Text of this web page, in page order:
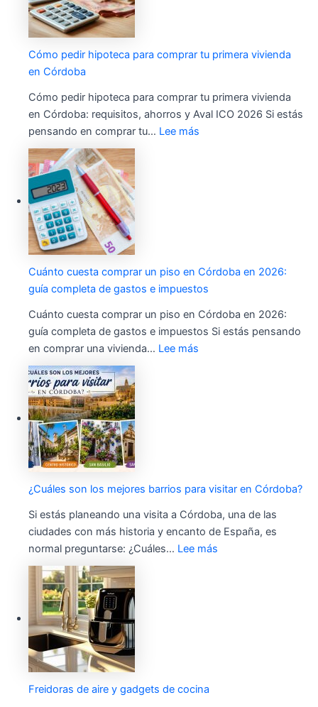
Cómo pedir hipoteca para comprar tu primera vivienda
en Córdoba
Cómo pedir hipoteca para comprar tu primera vivienda
en Córdoba: requisitos, ahorros y Aval ICO 2026 Si estás
pensando en comprar tu… Lee más
Cuánto cuesta comprar un piso en Córdoba en 2026:
guía completa de gastos e impuestos
Cuánto cuesta comprar un piso en Córdoba en 2026:
guía completa de gastos e impuestos Si estás pensando
en comprar una vivienda… Lee más
¿Cuáles son los mejores barrios para visitar en Córdoba?
Si estás planeando una visita a Córdoba, una de las
ciudades con más historia y encanto de España, es
normal preguntarse: ¿Cuáles… Lee más
Freidoras de aire y gadgets de cocina